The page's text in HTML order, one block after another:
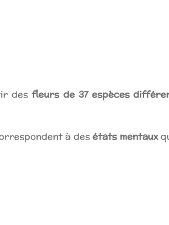
desfleurs de 37 espèces
à desétats mentaux